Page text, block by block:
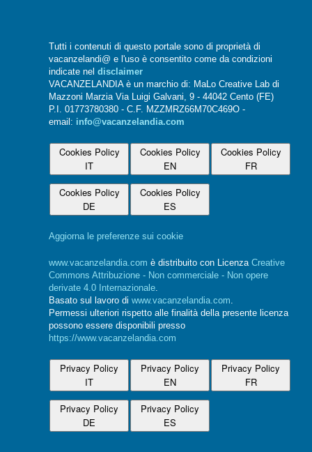
Tutti i contenuti di questo portale sono di proprietà di
vacanzelandi@ e l'uso è consentito come da condizioni
indicate nel disclaimer
VACANZELANDIA è un marchio di: MaLo Creative Lab di
Mazzoni Marzia Via Luigi Galvani, 9 - 44042 Cento (FE)
P.I. 01773780380 - C.F. MZZMRZ66M70C469O -
email: info@vacanzelandia.com
Cookies Policy
IT
Cookies Policy
EN
Cookies Policy
FR
Cookies Policy
DE
Cookies Policy
ES
Aggiorna le preferenze sui cookie
www.vacanzelandia.com è distribuito con Licenza Creative
Commons Attribuzione - Non commerciale - Non opere
derivate 4.0 Internazionale
Basato sul lavoro di www.vacanzelandia.com
Permessi ulteriori rispetto alle finalità della presente licenza
possono essere disponibili presso
https://www.vacanzelandia.com
Privacy Policy
IT
Privacy Policy
EN
Privacy Policy
FR
Privacy Policy
DE
Privacy Policy
ES